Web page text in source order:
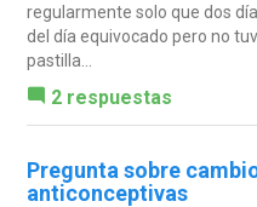
regularmente solo que dos
del día equivocado pero no
pastilla...
2 respuestas
Pregunta sobre
anticonceptivas